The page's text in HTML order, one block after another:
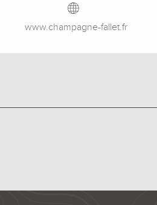
www.champagne-fallet.fr